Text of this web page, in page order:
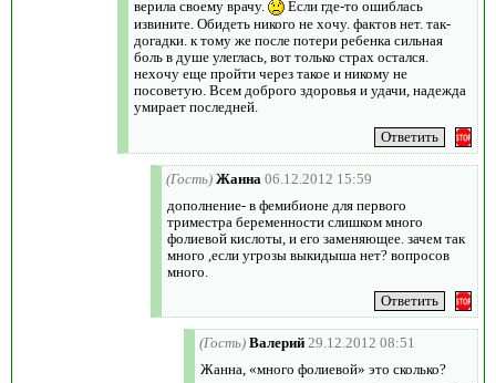
верила своему врачу.
Если где-то ошиблась
извините. Обидеть никого не хочу. фактов нет. так-
догадки. к тому же после потери ребенка сильная
боль в душе улеглась, вот только страх остался.
нехочу еще пройти через такое и никому не
посоветую. Всем доброго здоровья и удачи, надежда
умирает последней.
(Гость) Жанна 06.12.2012 15:59
дополнение- в фемибионе для первого
триместра беременности слишком много
фолиевой кислоты, и его заменяющее. зачем так
много ,если угрозы выкидыша нет? вопросов
много.
(Гость) Валерий 29.12.2012 08:51
Жанна, «много фолиевой» это сколько?